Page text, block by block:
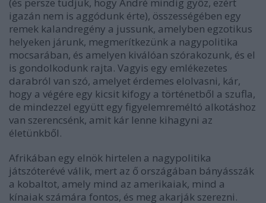
igazán nem is aggódunk érte), összességében egy
remek kalandregény a jussunk, amelyben egzotikus
helyeken járunk, megmerítkezünk a nagypolitika
mocsarában, és amelyen kiválóan szórakozunk, és el
is gondolkodunk rajta. Vagyis egy emlékezetes
darabról van szó, amelyet érdemes elolvasni, kár,
hogy a végére egy kicsit kifogy a történetből a szufla,
de mindezzel együtt egy figyelemreméltó alkotáshoz
van szerencsénk, amit kár lenne kihagyni az
életünkből.
Afrikában egy elnök hirtelen a nagypolitika
játszóterévé válik, mert az ő országában bányásszák
a kobaltot, amely mind az amerikaiak, mind a
kínaiak számára fontos, és meg akarják szerezni.